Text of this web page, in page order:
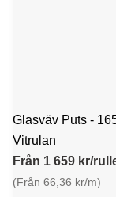
Glasväv Puts -
Vitrulan
Från 1 659 kr/
(Från 66,36 kr/m)